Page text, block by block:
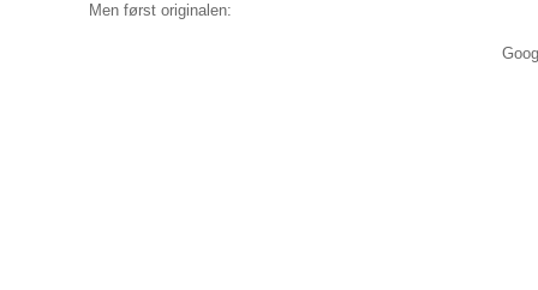
Men først originalen: